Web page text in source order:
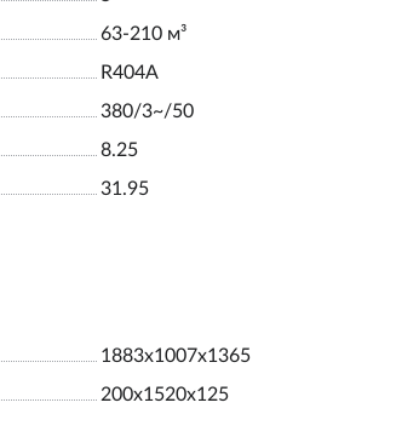
63-210 м³
R404A
380/3~/50
8.25
31.95
1883х1007х1365
200х1520х125